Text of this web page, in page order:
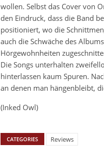
wollen. Selbst das Cover von
den Eindruck, dass die Band
positioniert, wo die
auch die Schwäche des
Hörgewohnheiten
Die Songs unterhalten
hinterlassen kaum Spuren.
an denen man hängenbleibt,
(Inked Owl)
CATEGORIES Reviews